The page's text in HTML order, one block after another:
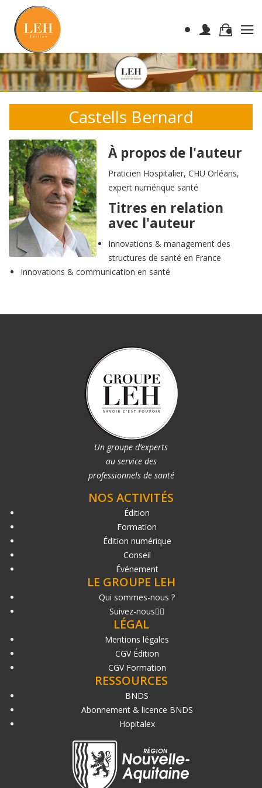
Castells Bernard
À propos de l'auteur
Praticien Hospitalier, CHU Orléans,
expert numérique santé
Titres en relation
avec l'auteur
Innovations & management des
structures de santé en France
Innovations & communication en santé
Un groupe d’experts
au service des
professionnels de santé
NOS ACTIVITÉS
Édition
Formation
Édition numérique
Conseil
Événement
LE GROUPE LEH
Qui sommes-nous ?
Suivez-nous
LÉGAL
Mentions légales
CGV Édition
CGV Formation
RESSOURCES
BNDS
Abonnement & licence BNDS
Hopitalex